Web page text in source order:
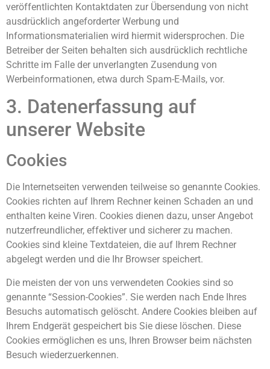
veröffentlichten Kontaktdaten zur Übersendung von nicht
ausdrücklich angeforderter Werbung und
Informationsmaterialien wird hiermit widersprochen. Die
Betreiber der Seiten behalten sich ausdrücklich rechtliche
Schritte im Falle der unverlangten Zusendung von
Werbeinformationen, etwa durch Spam-E-Mails, vor.
3. Datenerfassung auf
unserer Website
Cookies
Die Internetseiten verwenden teilweise so genannte Cookies.
Cookies richten auf Ihrem Rechner keinen Schaden an und
enthalten keine Viren. Cookies dienen dazu, unser Angebot
nutzerfreundlicher, effektiver und sicherer zu machen.
Cookies sind kleine Textdateien, die auf Ihrem Rechner
abgelegt werden und die Ihr Browser speichert.
Die meisten der von uns verwendeten Cookies sind so
genannte “Session-Cookies”. Sie werden nach Ende Ihres
Besuchs automatisch gelöscht. Andere Cookies bleiben auf
Ihrem Endgerät gespeichert bis Sie diese löschen. Diese
Cookies ermöglichen es uns, Ihren Browser beim nächsten
Besuch wiederzuerkennen.